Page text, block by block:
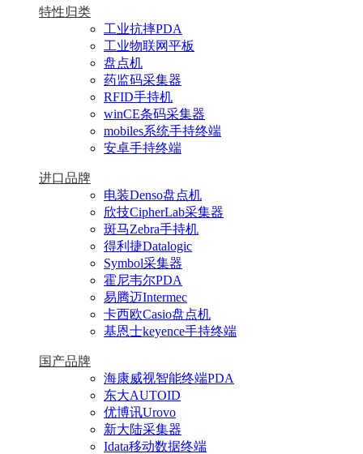
特性归类
工业抗摔PDA
工业物联网平板
盘点机
药监码采集器
RFID手持机
winCE条码采集器
mobiles系统手持终端
安卓手持终端
进口品牌
电装Denso盘点机
欣技CipherLab采集器
斑马Zebra手持机
得利捷Datalogic
Symbol采集器
霍尼韦尔PDA
易腾迈Intermec
卡西欧Casio盘点机
基恩士keyence手持终端
国产品牌
海康威视智能终端PDA
东大AUTOID
优博讯Urovo
新大陆采集器
Idata移动数据终端